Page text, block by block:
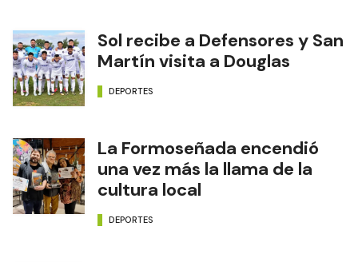
Sol recibe a Defensores y San
Martín visita a Douglas
DEPORTES
La Formoseñada encendió
una vez más la llama de la
cultura local
DEPORTES